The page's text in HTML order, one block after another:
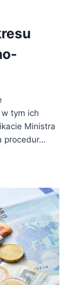
tym ich
Ministra
procedur…